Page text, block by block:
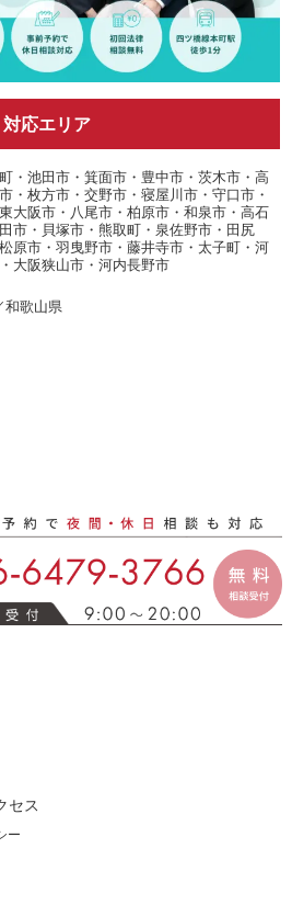
対応エリア
・池田市・箕面市・豊中市・茨木市・高
・枚方市・交野市・寝屋川市・守口市・
大阪市・八尾市・柏原市・和泉市・高石
市・貝塚市・熊取町・泉佐野市・田尻
原市・羽曳野市・藤井寺市・太子町・河
大阪狭山市・河内長野市
和歌山県
セス
ー